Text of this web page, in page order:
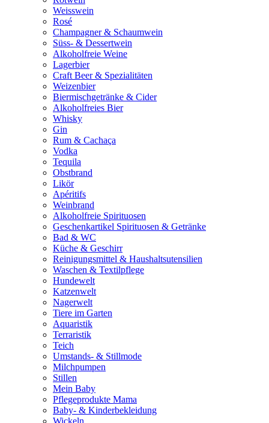
Weisswein
Rosé
Champagner & Schaumwein
Süss- & Dessertwein
Alkoholfreie Weine
Lagerbier
Craft Beer & Spezialitäten
Weizenbier
Biermischgetränke & Cider
Alkoholfreies Bier
Whisky
Gin
Rum & Cachaça
Vodka
Tequila
Obstbrand
Likör
Apéritifs
Weinbrand
Alkoholfreie Spirituosen
Geschenkartikel Spirituosen & Getränke
Bad & WC
Küche & Geschirr
Reinigungsmittel & Haushaltsutensilien
Waschen & Textilpflege
Hundewelt
Katzenwelt
Nagerwelt
Tiere im Garten
Aquaristik
Terraristik
Teich
Umstands- & Stillmode
Milchpumpen
Stillen
Mein Baby
Pflegeprodukte Mama
Baby- & Kinderbekleidung
Wickeln